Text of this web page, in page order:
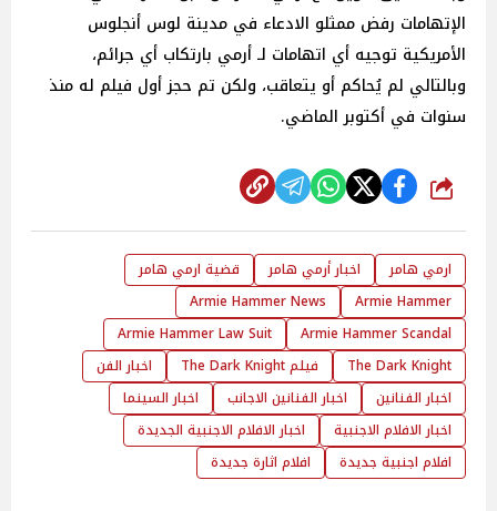
الإتهامات رفض ممثلو الادعاء في مدينة لوس أنجلوس
الأمريكية توجيه أي اتهامات لـ أرمي بارتكاب أي جرائم،
وبالتالي لم يُحاكم أو يتعاقب، ولكن تم حجز أول فيلم له منذ
سنوات في أكتوبر الماضي.
شارك
ارمي هامر اخبار أرمي هامر
قضية ارمي هامر
Armie Hammer
Armie Hammer News
Armie Hammer Scandal
Armie Hammer Law Suit
The Dark Knight
فيلم The Dark Knight
اخبار الفن
اخبار الفنانين
اخبار الفنانين الاجانب
اخبار السينما
اخبار الافلام الاجنبية
اخبار الافلام الاجنبية الجديدة
افلام اجنبية جديدة
افلام اثارة جديدة